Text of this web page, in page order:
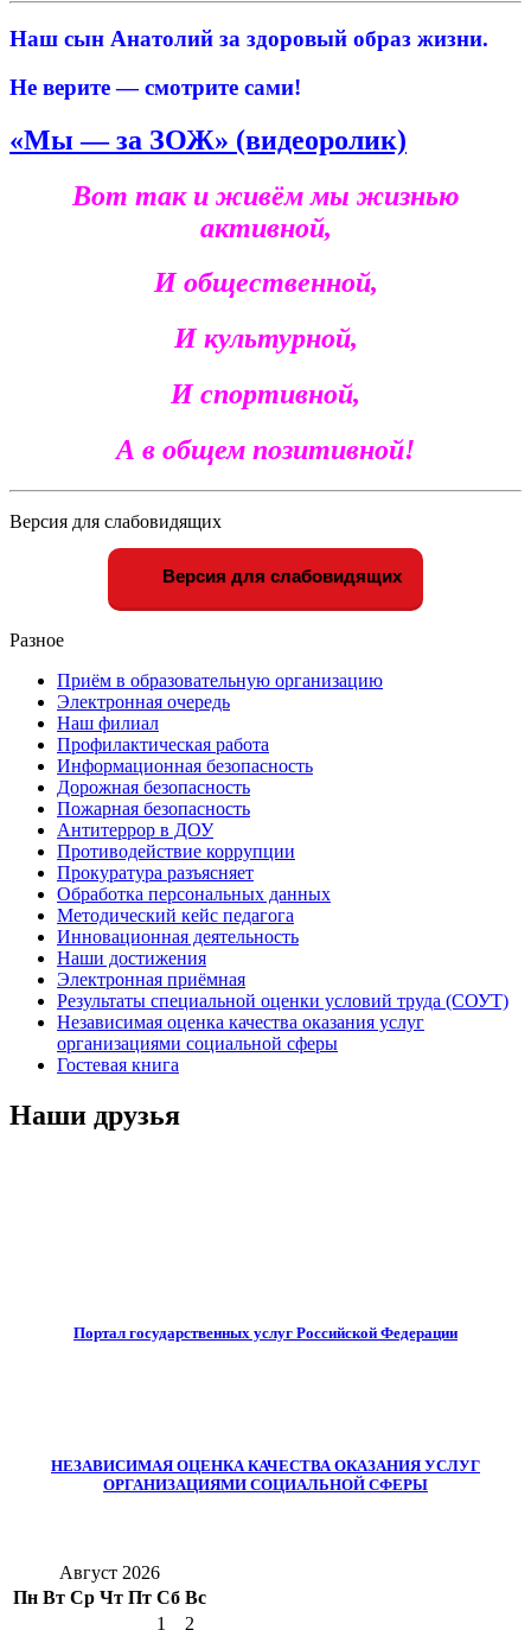
Наш сын Анатолий за здоровый образ жизни.
Не верите — смотрите сами!
«Мы — за ЗОЖ» (видеоролик)
Вот так и живём мы жизнью
активной,
И общественной,
И культурной,
И спортивной,
А в общем позитивной!
Версия для слабовидящих
Версия для слабовидящих
Разное
Приём в образовательную организацию
Электронная очередь
Наш филиал
Профилактическая работа
Информационная безопасность
Дорожная безопасность
Пожарная безопасность
Антитеррор в ДОУ
Противодействие коррупции
Прокуратура разъясняет
Обработка персональных данных
Методический кейс педагога
Инновационная деятельность
Наши достижения
Электронная приёмная
Результаты специальной оценки условий труда (СОУТ)
Независимая оценка качества оказания услуг
организациями социальной сферы
Гостевая книга
Наши друзья
Портал государственных услуг Российской Федерации
НЕЗАВИСИМАЯ ОЦЕНКА КАЧЕСТВА ОКАЗАНИЯ УСЛУГ
ОРГАНИЗАЦИЯМИ СОЦИАЛЬНОЙ СФЕРЫ
Август 2026
Пн Вт Ср Чт Пт Сб Вс
1
2